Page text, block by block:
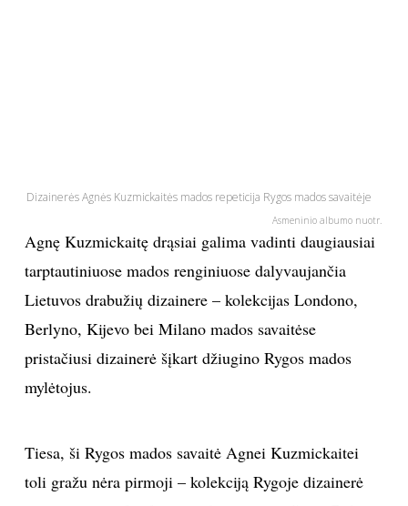
KULTŪRA
LAISVALAIKIS
KINAS
MUZIKA
SPORTAS
Dizainerės Agnės Kuzmickaitės mados repeticija Rygos mados savaitėje
Asmeninio albumo nuotr.
Agnę Kuzmickaitę drąsiai galima vadinti daugiausiai
tarptautiniuose mados renginiuose dalyvaujančia
Lietuvos drabužių dizainere – kolekcijas Londono,
Berlyno, Kijevo bei Milano mados savaitėse
pristačiusi dizainerė šįkart džiugino Rygos mados
mylėtojus.
Tiesa, ši Rygos mados savaitė Agnei Kuzmickaitei
toli gražu nėra pirmoji – kolekciją Rygoje dizainerė